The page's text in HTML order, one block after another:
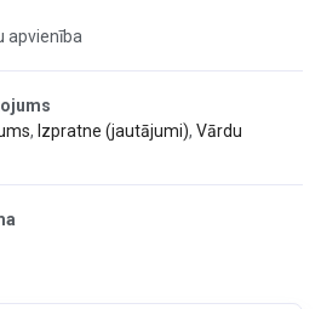
apvienība
, Izpratne (jautājumi), Vārdu